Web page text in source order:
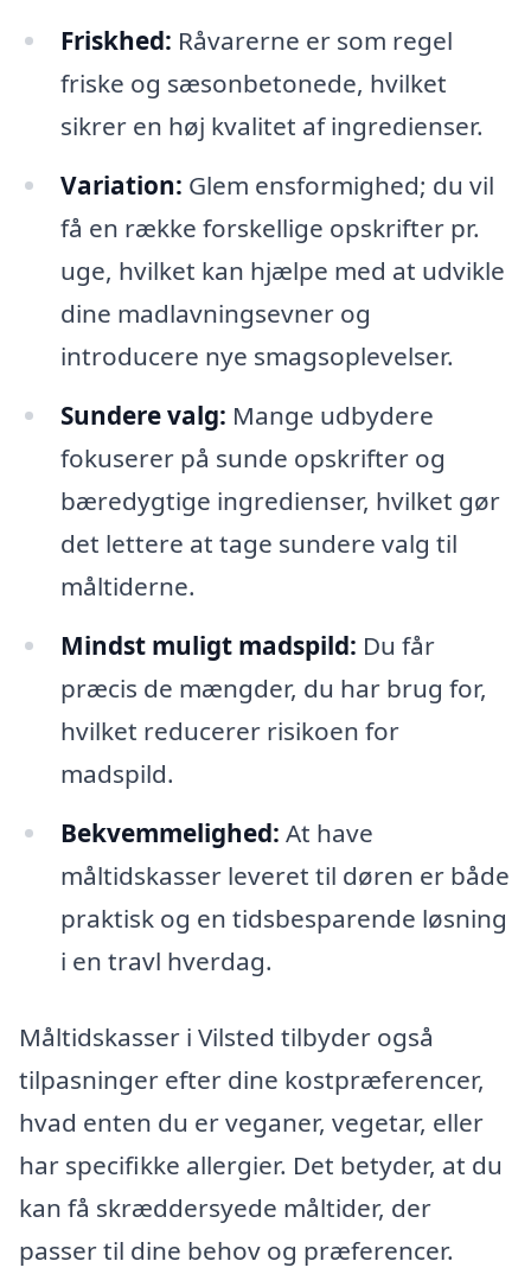
Friskhed: Råvarerne er som regel
friske og sæsonbetonede, hvilket
sikrer en høj kvalitet af ingredienser.
Variation: Glem ensformighed; du vil
få en række forskellige opskrifter pr.
uge, hvilket kan hjælpe med at udvikle
dine madlavningsevner og
introducere nye smagsoplevelser.
Sundere valg: Mange udbydere
fokuserer på sunde opskrifter og
bæredygtige ingredienser, hvilket gør
det lettere at tage sundere valg til
måltiderne.
Mindst muligt madspild: Du får
præcis de mængder, du har brug for,
hvilket reducerer risikoen for
madspild.
Bekvemmelighed: At have
måltidskasser leveret til døren er både
praktisk og en tidsbesparende løsning
i en travl hverdag.
Måltidskasser i Vilsted tilbyder også
tilpasninger efter dine kostpræferencer,
hvad enten du er veganer, vegetar, eller
har specifikke allergier. Det betyder, at du
kan få skræddersyede måltider, der
passer til dine behov og præferencer.